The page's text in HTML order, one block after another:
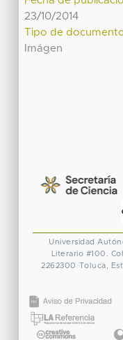
23/10/2014
Tipo de
Imágen
Universidad
Literario #100.
2262300 Toluca,